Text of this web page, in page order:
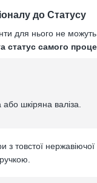
до Статусу
для нього не
статус самого
шкіряна валіза.
з товстої нержавіючої